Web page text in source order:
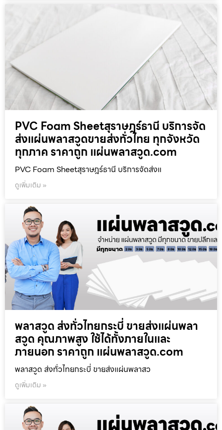
PVC Foam Sheetสุราษฎร์ธานี บริการจัด
ส่งแผ่นพลาสวูดขายส่งทั่วไทย ทุกจังหวัด
ทุกภาค ราคาถูก แผ่นพลาสวูด.com
PVC Foam Sheetสุราษฎร์ธานี บริการจัดส่งแ
ดูเพิ่มเติม »
พลาสวูด ส่งทั่วไทยกระบี่ ขายส่งแผ่นพลา
สวูด คุณภาพสูง ใช้ได้ทั้งภายในและ
ภายนอก ราคาถูก แผ่นพลาสวูด.com
พลาสวูด ส่งทั่วไทยกระบี่ ขายส่งแผ่นพลาสว
ดูเพิ่มเติม »